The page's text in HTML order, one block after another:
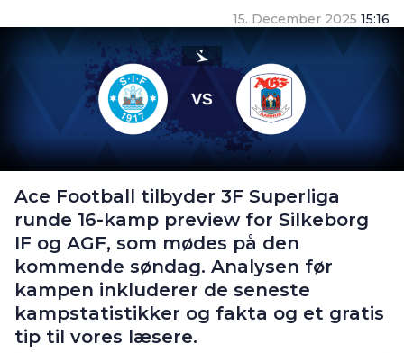
15. December 2025 15:16
Ace Football tilbyder 3F Superliga
runde 16-kamp preview for Silkeborg
IF og AGF, som mødes på den
kommende søndag. Analysen før
kampen inkluderer de seneste
kampstatistikker og fakta og et gratis
tip til vores læsere.